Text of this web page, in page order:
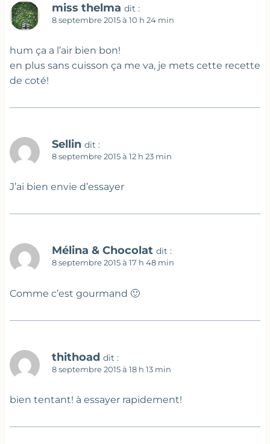
miss thelma dit :
8 septembre 2015 à 10 h 24 min
hum ça a l’air bien bon!
en plus sans cuisson ça me va, je mets cette recette
de coté!
Sellin dit :
8 septembre 2015 à 12 h 23 min
J’ai bien envie d’essayer
Mélina & Chocolat dit :
8 septembre 2015 à 17 h 48 min
Comme c’est gourmand 🙂
thithoad dit :
8 septembre 2015 à 18 h 13 min
bien tentant! à essayer rapidement!